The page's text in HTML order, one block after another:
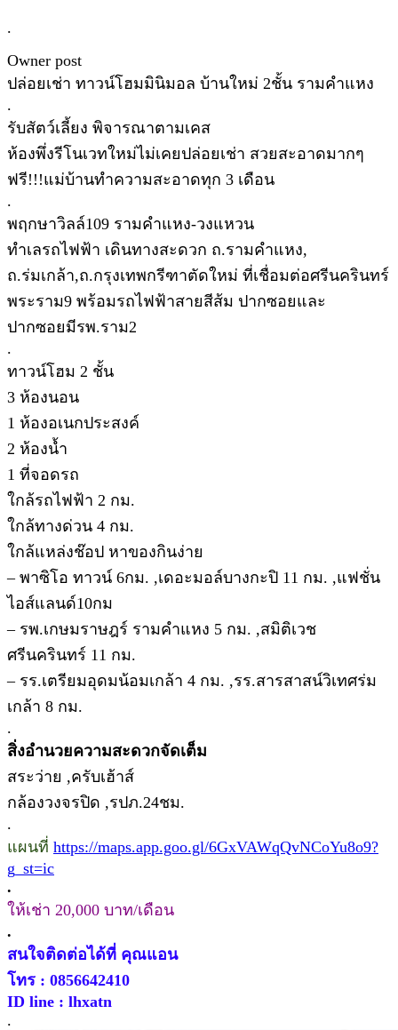
.
Owner post
ปล่อยเช่า ทาวน์โฮมมินิมอล บ้านใหม่ 2ชั้น รามคำแหง
.
รับสัตว์เลี้ยง พิจารณาตามเคส
ห้องพึ่งรีโนเวทใหม่ไม่เคยปล่อยเช่า สวยสะอาดมากๆ
ฟรี!!!แม่บ้านทำความสะอาดทุก 3 เดือน
.
พฤกษาวิลล์109 รามคำแหง-วงแหวน
ทำเลรถไฟฟ้า เดินทางสะดวก ถ.รามคำแหง,
ถ.ร่มเกล้า,ถ.กรุงเทพกรีฑาตัดใหม่ ที่เชื่อมต่อศรีนครินทร์
พระราม9 พร้อมรถไฟฟ้าสายสีส้ม ปากซอยและ
ปากซอยมีรพ.ราม2
.
ทาวน์โฮม 2 ชั้น
3 ห้องนอน
1 ห้องอเนกประสงค์
2 ห้องน้ำ
1 ที่จอดรถ
ใกล้รถไฟฟ้า 2 กม.
ใกล้ทางด่วน 4 กม.
ใกล้แหล่งช๊อป หาของกินง่าย
– พาซิโอ ทาวน์ 6กม. ,เดอะมอล์บางกะปิ 11 กม. ,แฟชั่น
ไอส์แลนด์10กม
– รพ.เกษมราษฎร์ รามคำแหง 5 กม. ,สมิติเวช
ศรีนครินทร์ 11 กม.
– รร.เตรียมอุดมน้อมเกล้า 4 กม. ,รร.สารสาสน์วิเทศร่ม
เกล้า 8 กม.
.
สิ่งอำนวยความสะดวกจัดเต็ม
สระว่าย ,ครับเฮ้าส์
กล้องวงจรปิด ,รปภ.24ชม.
.
แผนที่ https://maps.app.goo.gl/6GxVAWqQvNCoYu8o9?
g_st=ic
.
ให้เช่า 20,000 บาท/เดือน
.
สนใจติดต่อได้ที่ คุณแอน
โทร : 0856642410
ID line : lhxatn
.